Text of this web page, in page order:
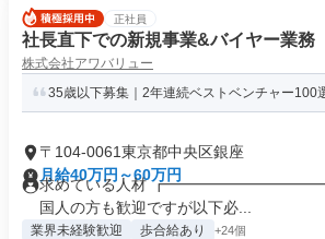
正社員
社長直下での新規事業&バイヤー業務
株式会社アワバリュー
35歳以下募集｜2年連続ベストベンチャー100
〒104-0061東京都中央区銀座
月給40万円～60万円
求めている人材
国人の方も歓迎ですが以下必...
業界未経験歓迎 歩合給あり +24個